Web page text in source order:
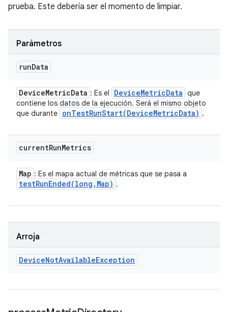
prueba. Este debería ser el momento de limpiar.
Parámetros
runData
DeviceMetricData : Es el DeviceMetricData que
contiene los datos de la ejecución. Será el mismo objeto
que durante onTestRunStart(DeviceMetricData) .
currentRunMetrics
Map : Es el mapa actual de métricas que se pasa a
testRunEnded(long , Map) .
Arroja
DeviceNotAvailableException